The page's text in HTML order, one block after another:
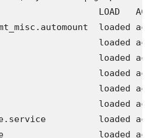
LOAD   ACTIVE
loaded
loaded active
loaded active
loaded
loaded
loaded
loaded active
loaded